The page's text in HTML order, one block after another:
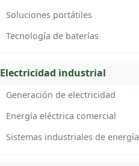
Soluciones portátiles
Tecnología de baterías
Electricidad industrial
Generación de electricidad
Energía eléctrica comercial
Sistemas industriales de energía